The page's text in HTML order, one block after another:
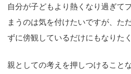
自分が子どもより熱くなり過ぎて
まうのは気を付けたいですが、た
ずに傍観しているだけにもなりた
親としての考えを押しつけること